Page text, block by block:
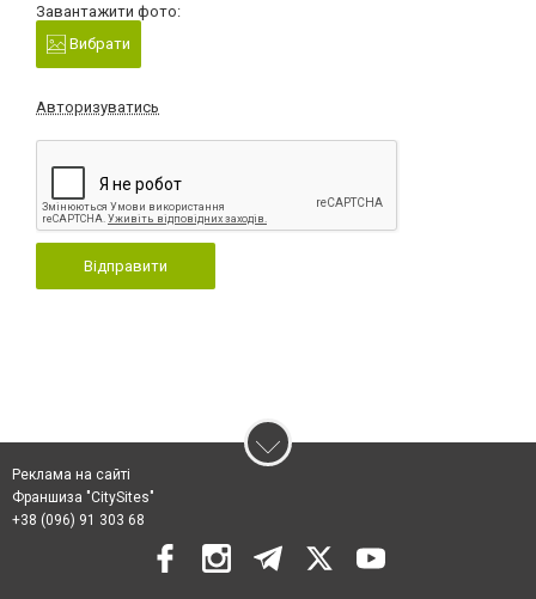
Завантажити фото:
Вибрати
Авторизуватись
Відправити
Реклама на сайті
Франшиза "CitySites"
+38 (096) 91 303 68